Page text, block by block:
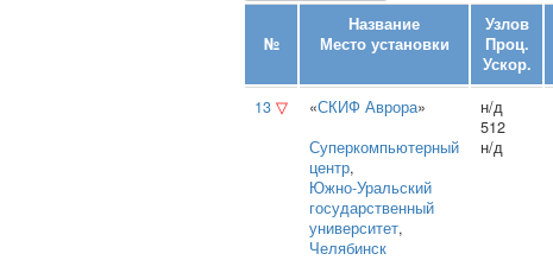
№
Название
Место установки
Узлов
Проц.
Ускор.
13 ▽ «СКИФ Аврора»
Суперкомпьютерный
центр,
Южно‑Уральский
государственный
университет,
Челябинск
н/д
512
н/д